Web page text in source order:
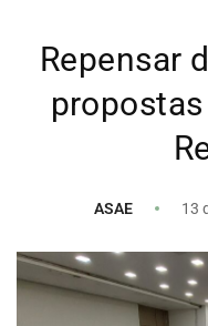
Repensar
ASAE 13